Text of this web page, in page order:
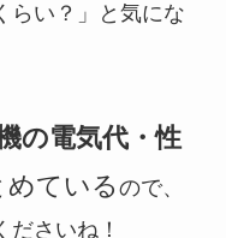
らい？」と気にな
の電気代・性
ているので、
さいね！